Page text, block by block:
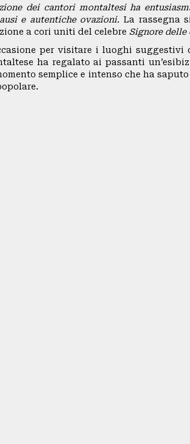
dei cantori montaltesi ha
e autentiche ovazioni. La rassegna
a cori uniti del celebre Signore delle
per visitare i luoghi
ha regalato ai passanti
semplice e intenso che ha